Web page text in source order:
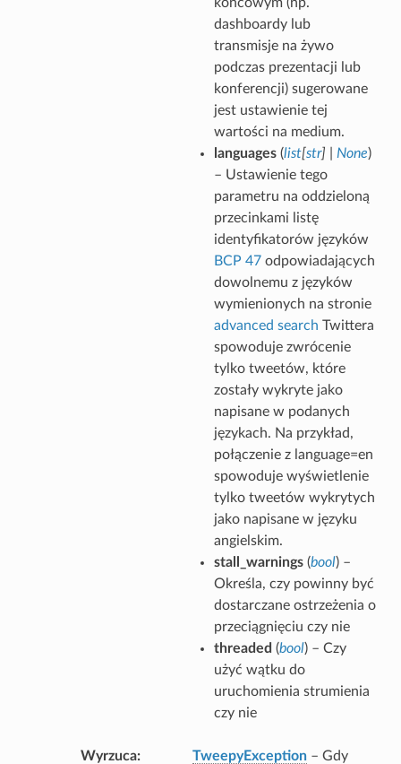
dashboardy lub
transmisje na żywo
podczas prezentacji lub
konferencji) sugerowane
jest ustawienie tej
wartości na medium.
languages(list[str] None)
– Ustawienie tego
parametru na oddzieloną
przecinkami listę
identyfikatorów języków
BCP 47odpowiadających
dowolnemu z języków
wymienionych na stronie
advanced search Twittera
spowoduje zwrócenie
tylko tweetów, które
zostały wykryte jako
napisane w podanych
językach. Na przykład,
połączenie z language=en
spowoduje wyświetlenie
tylko tweetów wykrytych
jako napisane w języku
angielskim.
stall_warnings(bool) –
Określa, czy powinny być
dostarczane ostrzeżenia o
przeciągnięciu czy nie
threaded (bool) – Czy
użyć wątku do
uruchomienia strumienia
czy nie
Wyrzuca TweepyException– Gdy